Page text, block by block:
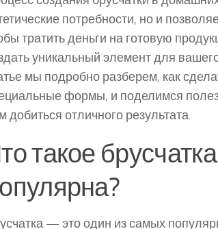
потребности, но и
тратить деньги на готовую
уникальный элемент для
мы подробно разберем, как
формы, и поделимся
добиться отличного результата.
такое
— это один из самых